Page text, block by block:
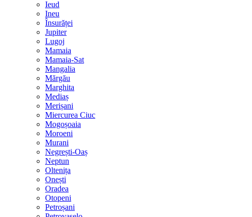
Ieud
Ineu
Însurăței
Jupiter
Lugoj
Mamaia
Mamaia-Sat
Mangalia
Mărgău
Marghita
Mediaș
Merișani
Miercurea Ciuc
Mogoșoaia
Moroeni
Murani
Negrești-Oaș
Neptun
Oltenița
Onești
Oradea
Otopeni
Petroșani